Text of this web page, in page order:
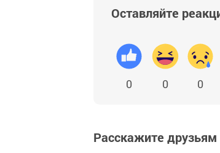
Оставляйте
0 0 0
Расскажите друзьям